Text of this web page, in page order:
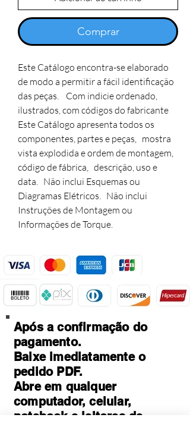
Comprar
Este Catálogo encontra-se elaborado
de modo a permitir a fácil identificação
das peças. Com indicie ordenado,
ilustrados, com códigos do fabricante
Este Catálogo apresenta todos os
componentes, partes e peças, mostra
vista explodida e ordem de montagem,
código de fábrica, descrição, uso e
data. Não inclui Esquemas ou
Diagramas Elétricos. Não inclui
Instruções de Montagem ou
Informações de Torque.
Após a confirmação do
pagamento.
Baixe imediatamente o
pedido PDF.
Abre em qualquer
computador, celular,
notebook e leitores de